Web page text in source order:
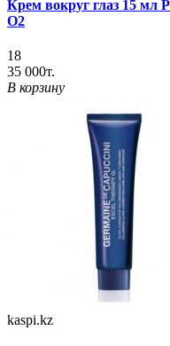
Крем вокруг глаз 15
O2
18
35 000т.
В корзину
kaspi.kz